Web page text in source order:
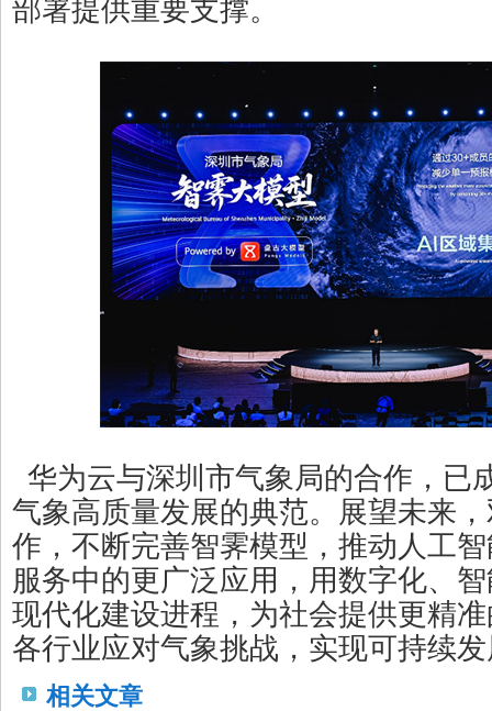
部署提供重要支撑。
华为云与深圳市气象局的合作，已
气象高质量发展的典范。展望未来
作，不断完善智霁模型，推动人工
服务中的更广泛应用，用数字化、
现代化建设进程，为社会提供更精
各行业应对气象挑战，实现可持续
相关文章